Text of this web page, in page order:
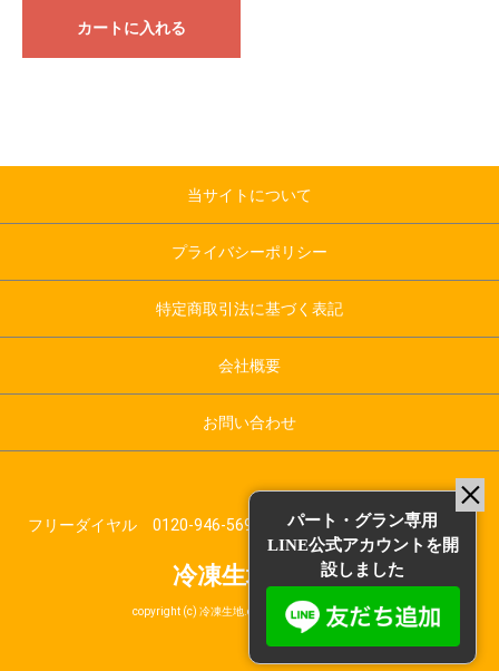
カートに入れる
当サイトについて
プライバシーポリシー
特定商取引法に基づく表記
会社概要
お問い合わせ
フリーダイヤル 0120-946-569 受付時間：平日10:00～17:00
冷凍生地.com
copyright (c) 冷凍生地.com all rights reserved.
パート・グラン専用
LINE公式アカウントを開
設しました